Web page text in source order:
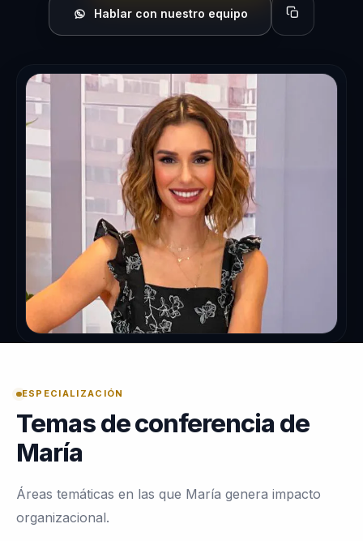
Hablar con nuestro equipo Copiar perfil
ESPECIALIZACIÓN
Temas de conferencia de
María
Áreas temáticas en las que María genera impacto
organizacional.